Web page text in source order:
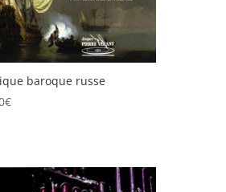
baroque russe
€